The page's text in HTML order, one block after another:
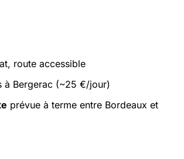
route accessible
à Bergerac (~25 €/jour)
prévue à terme entre Bordeaux et